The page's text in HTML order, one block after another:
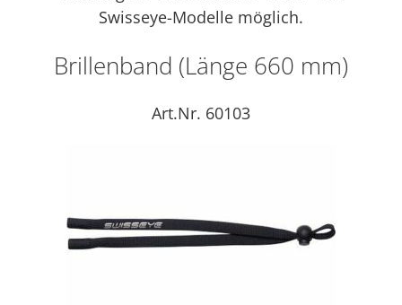
Swisseye-Modelle möglich.
Brillenband (Länge 660 mm)
Art.Nr. 60103